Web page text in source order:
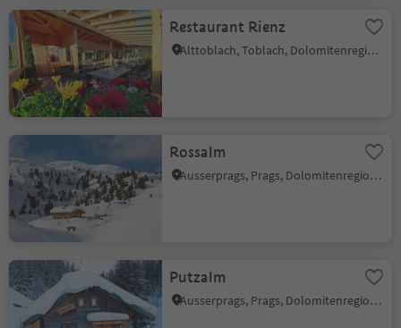
Restaurant Rienz
Alttoblach, Toblach, Dolomitenregion 3 Zinnen
Rossalm
Ausserprags, Prags, Dolomitenregion 3 Zinnen
Putzalm
Ausserprags, Prags, Dolomitenregion 3 Zinnen